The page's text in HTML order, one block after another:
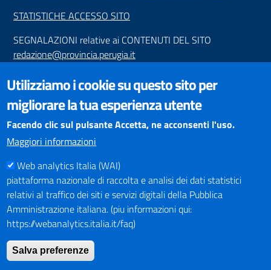
STATISTICHE ACCESSO SITO
SEGNALAZIONI relative ai CONTENUTI DEL SITO
redazione@provincia.perugia.it
VISUALIZZAZIONE CONTENUTI
Il sito internet della Provincia di Perugia è ottimizzato per
essere visualizzato dai principali browser aggiornati. L'uso di
browser non aggiornati può creare problemi di visualizzazione
dei contenuti.
PAGAMENTI
SOCIAL NETWORKS
Pagina Facebook
Profilo Instagram
Utilizziamo i cookie su questo sito per
migliorare la tua esperienza utente
Facendo clic sul pulsante Accetta, ne acconsenti l'uso.
Maggiori informazioni
Web analytics Italia (WAI)
piattaforma nazionale di raccolta e analisi dei dati statistici
relativi al traffico dei siti e servizi digitali della Pubblica
Amministrazione italiana. (piu informazioni qui:
https://webanalytics.italia.it/faq)
Salva preferenze